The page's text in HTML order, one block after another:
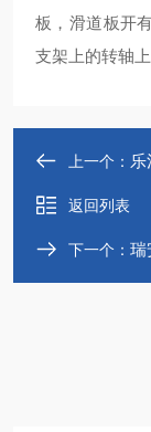
板，滑道板开
支架上的转轴
上一个：
返回列表
下一个： 瑞